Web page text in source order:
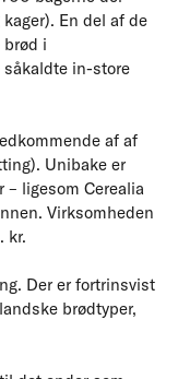
En del af de
brød i
såkaldte in-store
af af
Unibake er
– ligesom Cerealia
Virksomheden
kr.
Der er fortrinsvist
brødtyper,